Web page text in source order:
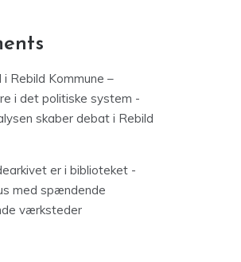
Rebild Kommune –
i det politiske system -
skaber debat i Rebild
er i biblioteket -
med spændende
værksteder